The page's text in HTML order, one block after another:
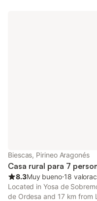
Biescas, Pirineo Aragonés
Casa rural para 7
8.3Muy bueno⋅18
Located in Yosa de
de Ordesa and 17 km from